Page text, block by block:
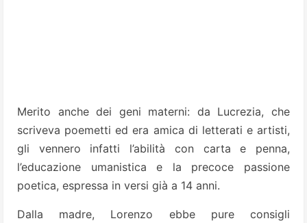
Merito anche dei geni materni: da Lucrezia, che
scriveva poemetti ed era amica di letterati e artisti,
gli vennero infatti l’abilità con carta e penna,
l’educazione umanistica e la precoce passione
poetica, espressa in versi già a 14 anni.
Dalla madre, Lorenzo ebbe pure consigli